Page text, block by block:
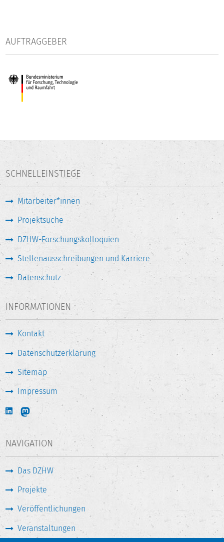
AUFTRAGGEBER
SCHNELLEINSTIEGE
Mitarbeiter*innen
Projektsuche
DZHW-Forschungskolloquien
Stellenausschreibungen und Karriere
Datenschutz
INFORMATIONEN
Kontakt
Datenschutzerklärung
Sitemap
Impressum
NAVIGATION
Das DZHW
Projekte
Veröffentlichungen
Veranstaltungen